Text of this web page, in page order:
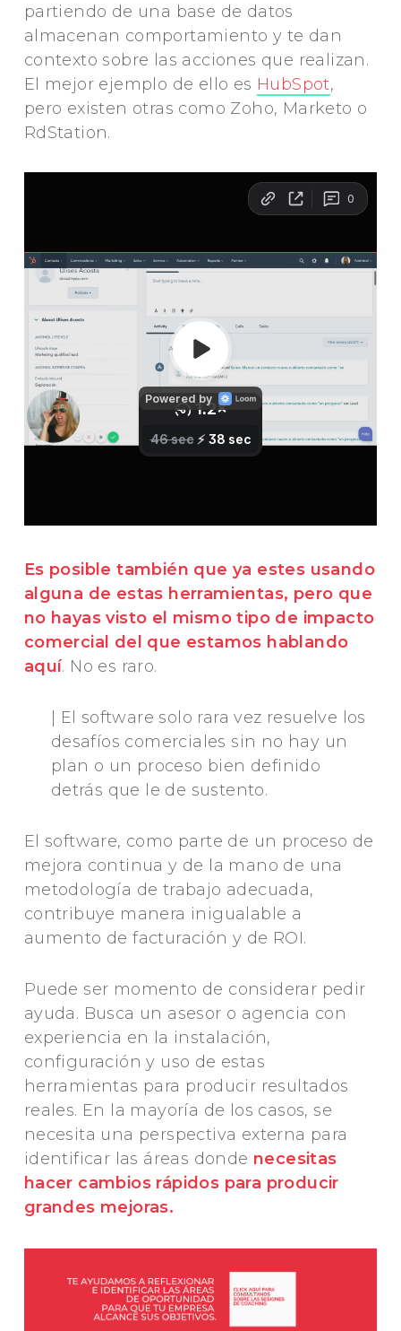
partiendo de una base de datos
almacenan comportamiento y te dan
contexto sobre las acciones que realizan.
El mejor ejemplo de ello es HubSpot,
pero existen otras como Zoho, Marketo o
RdStation.
Es posible también que ya estes usando
alguna de estas herramientas, pero que
no hayas visto el mismo tipo de impacto
comercial del que estamos hablando
aquí. No es raro.
| El software solo rara vez resuelve los
desafíos comerciales sin no hay un
plan o un proceso bien definido
detrás que le de sustento.
El software, como parte de un proceso de
mejora continua y de la mano de una
metodología de trabajo adecuada,
contribuye manera inigualable a
aumento de facturación y de ROI.
Puede ser momento de considerar pedir
ayuda. Busca un asesor o agencia con
experiencia en la instalación,
configuración y uso de estas
herramientas para producir resultados
reales. En la mayoría de los casos, se
necesita una perspectiva externa para
identificar las áreas donde necesitas
hacer cambios rápidos para producir
grandes mejoras.